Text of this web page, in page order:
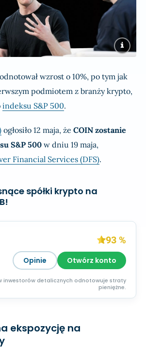
odnotował wzrost o 10%, po tym jak
podmiotem z branży krypto,
indeksu S&P 500.
ogłosiło 12 maja, że COIN zostanie
S&P 500 w dniu 19 maja,
Financial Services (DFS).
spółki krypto na
93 %
Opinie Otwórz konto
inwestorów detalicznych odnotowuje straty
pieniężne.
ekspozycję na